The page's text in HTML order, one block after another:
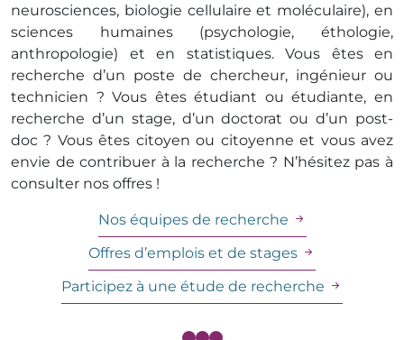
neurosciences, biologie cellulaire et moléculaire), en
sciences humaines (psychologie, éthologie,
anthropologie) et en statistiques. Vous êtes en
recherche d’un poste de chercheur, ingénieur ou
technicien ? Vous êtes étudiant ou étudiante, en
recherche d’un stage, d’un doctorat ou d’un post-
doc ? Vous êtes citoyen ou citoyenne et vous avez
envie de contribuer à la recherche ? N’hésitez pas à
consulter nos offres !
Nos équipes de recherche
Offres d’emplois et de stages
Participez à une étude de recherche